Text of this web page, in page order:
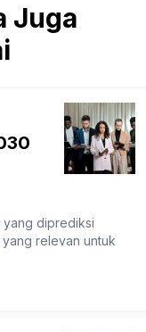
Juga
yang diprediksi
relevan untuk